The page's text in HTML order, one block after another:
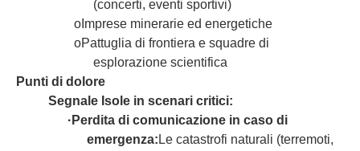
(concerti, eventi sportivi)
o Imprese minerarie ed energetiche
oPattuglia di frontiera e squadre di
esplorazione scientifica
Punti di dolore
Segnale Isole in scenari critici:
· Perdita di comunicazione in caso di
emergenza: Le catastrofi naturali (terremoti,